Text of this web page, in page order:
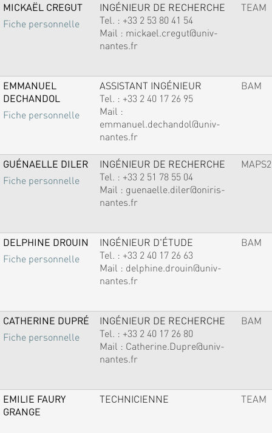
MICKAËL CREGUT
Fiche personnelle
INGÉNIEUR DE RECHERCHE
Tel. : +33 2 53 80 41 54
Mail : mickael.cregut@univ-
nantes.fr
TEAM
EMMANUEL
DECHANDOL
Fiche personnelle
ASSISTANT INGÉNIEUR
Tel. : +33 2 40 17 26 95
Mail :
emmanuel.dechandol@univ-
nantes.fr
BAM
GUÉNAELLE DILER
Fiche personnelle
INGÉNIEUR DE RECHERCHE
Tel. : +33 2 51 78 55 04
Mail : guenaelle.diler@oniris-
nantes.fr
MAPS2
DELPHINE DROUIN
Fiche personnelle
INGÉNIEUR D'ÉTUDE
Tel. : +33 2 40 17 26 63
Mail : delphine.drouin@univ-
nantes.fr
BAM
CATHERINE DUPRÉ
Fiche personnelle
INGÉNIEUR DE RECHERCHE
Tel. : +33 2 40 17 26 80
Mail : Catherine.Dupre@univ-
nantes.fr
BAM
EMILIE FAURY
GRANGE
TECHNICIENNE TEAM